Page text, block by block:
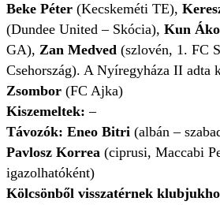
Beke Péter (Kecskeméti TE),
(Dundee United – Skócia), Kun
GA), Zan Medved (szlovén, 1. FC
Csehország). A Nyíregyháza II adta
Zsombor (FC Ajka)
Kiszemeltek:–
Távozók: Eneo Bitri (albán –
Pavlosz Korrea (ciprusi, Maccabi
igazolhatóként)
Kölcsönből visszatérnek